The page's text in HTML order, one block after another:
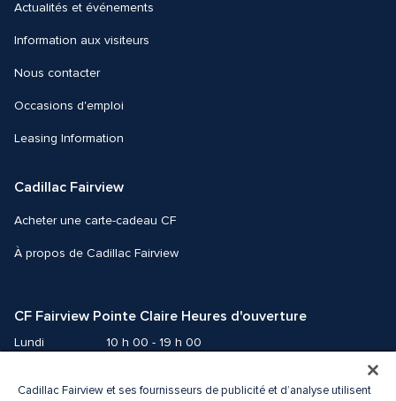
Actualités et événements
Information aux visiteurs
Nous contacter
Occasions d'emploi
Leasing Information
Cadillac Fairview
Acheter une carte-cadeau CF
À propos de Cadillac Fairview
CF Fairview Pointe Claire Heures d'ouverture
Lundi
10 h 00 - 19 h 00
Mercredi
10 h 00 - 19 h 00
Cadillac Fairview et ses fournisseurs de publicité et d’analyse utilisent